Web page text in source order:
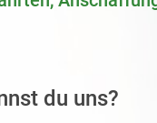
du uns?